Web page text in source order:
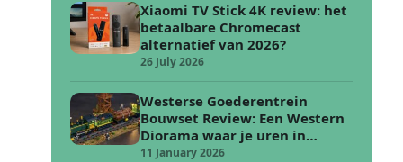
Xiaomi TV Stick 4K review: het
betaalbare Chromecast
alternatief van 2026?
26 July 2026
Westerse Goederentrein
Bouwset Review: Een Western
Diorama waar je uren in
verdwijnt
11 January 2026